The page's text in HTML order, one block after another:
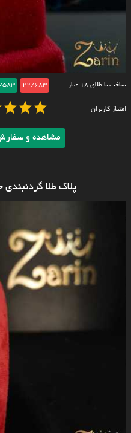
ساخت با طلای ۱۸ عیار 22/683
583
امتیاز کاربران
مشاهده و
پلاک طلا